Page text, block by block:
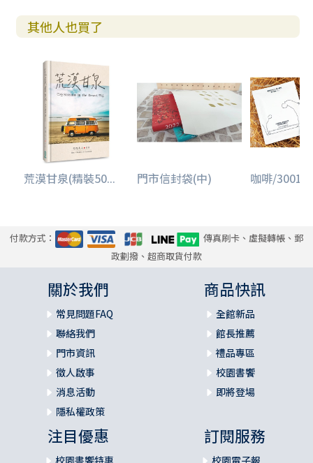
其他人也買了
荒漠甘泉(精裝50... 門市信封袋(中) 咖啡/3001/
付款方式：
傳真刷卡、虛擬轉帳、郵
政劃撥、超商取貨付款
關於我們
常見問題FAQ
聯絡我們
門市資訊
徵人啟事
消息活動
隱私權政策
商品快訊
全館新品
館長推薦
禮品專區
校園書饗
即將登場
注目優惠 訂閱服務